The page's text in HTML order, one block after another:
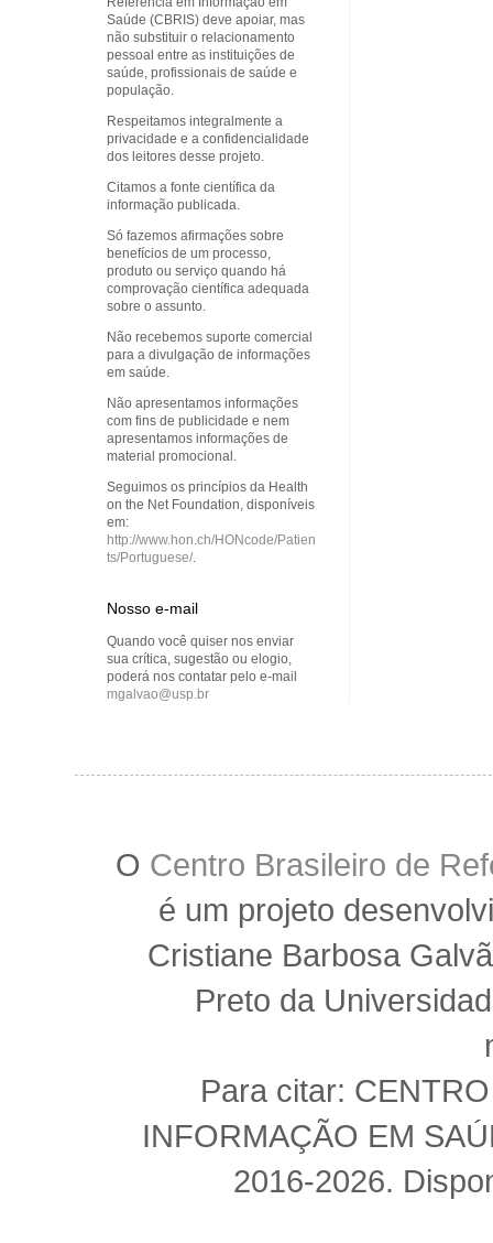
Saúde (CBRIS) deve apoiar, mas
não substituir o relacionamento
pessoal entre as instituições de
saúde, profissionais de saúde e
população.
Respeitamos integralmente a
privacidade e a confidencialidade
dos leitores desse projeto.
Citamos a fonte científica da
informação publicada.
Só fazemos afirmações sobre
benefícios de um processo,
produto ou serviço quando há
comprovação científica adequada
sobre o assunto.
Não recebemos suporte comercial
para a divulgação de informações
em saúde.
Não apresentamos informações
com fins de publicidade e nem
apresentamos informações de
material promocional.
Seguimos os princípios da Health
on the Net Foundation, disponíveis
em:
http://www.hon.ch/HONcode/Patien
ts/Portuguese/.
Nosso e-mail
Quando você quiser nos enviar
sua crítica, sugestão ou elogio,
poderá nos contatar pelo e-mail
mgalvao@usp.br
O Centro Brasileiro de
é um projeto
Cristiane Barbosa
Preto da
Para citar:
INFORMAÇÃO EM
2016-2026.